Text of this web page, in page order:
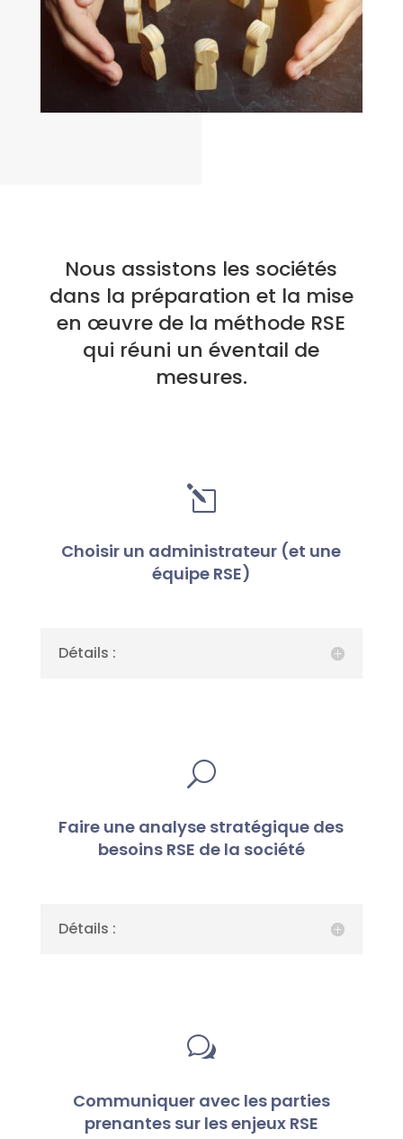
Nous assistons les sociétés
dans la préparation et la mise
en œuvre de la méthode RSE
qui réuni un éventail de
mesures.
l
Choisir un administrateur (et une
équipe RSE)
Détails :
U
Faire une analyse stratégique des
besoins RSE de la société
Détails :
w
Communiquer avec les parties
prenantes sur les enjeux RSE